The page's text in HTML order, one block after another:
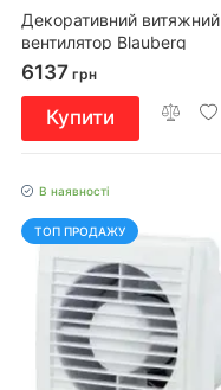
Декоративний витяжний
вентилятор Blauberg
QUATRO 150 ST
6137 грн
Купити
В наявності
ТОП ПРОДАЖУ